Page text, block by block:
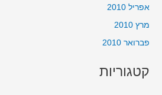
אפריל 2010
מרץ 2010
פברואר 2010
קטגוריות